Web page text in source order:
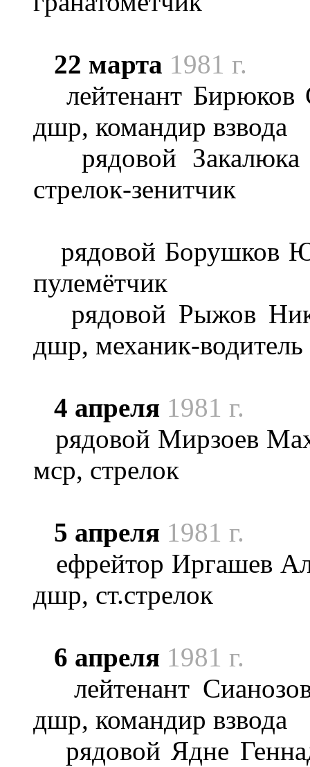
22 марта 1981 г.
лейтенант Бирюков
дшр, командир взвода
рядовой
стрелок-зенитчик
рядовой Борушков
пулемётчик
рядовой Рыжов
дшр, механик-водитель
4 апреля 1981 г.
рядовой Мирзоев
мср, стрелок
5 апреля 1981 г.
ефрейтор Иргашев
дшр, ст.стрелок
6 апреля 1981 г.
лейтенант
дшр, командир взвода
рядовой Ядне